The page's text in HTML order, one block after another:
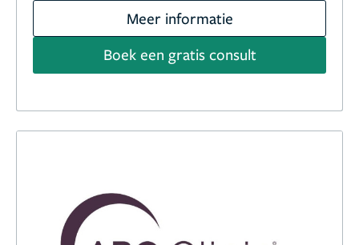
Meer informatie
Boek een gratis consult